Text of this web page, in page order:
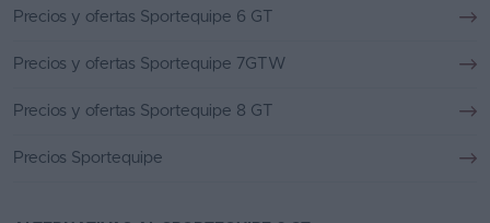
Precios y ofertas Sportequipe 6 GT
Precios y ofertas Sportequipe 7GTW
Precios y ofertas Sportequipe 8 GT
Precios Sportequipe